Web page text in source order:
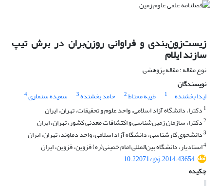
زیست‌زون‌بندی و فراوانی روزن‌بران در برش تیپ
سازند ایلام
نوع مقاله : مقاله پژوهشی
نویسندگان
لیدا بخشنده
1 طیبه محتاط2 حامد بخشنده3 سعیده سنماری4
1 دکترا، دانشگاه آزاد اسلامی، واحد علوم و تحقیقات، تهران، ایران
2دکترا، سازمان زمین‌شناسی و اکتشافات معدنی کشور، تهران، ایران
3دانشجوی کارشناسی،‌ دانشگاه آزاد اسلامی، واحد دماوند، تهران، ایران
4استادیار، دانشگاه بین‌المللی امام خمینی(ره) قزوین، قزوین، ایران
10.22071/gsj.2014.43654
چکیده